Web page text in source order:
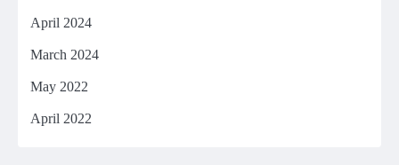
April 2024
March 2024
May 2022
April 2022